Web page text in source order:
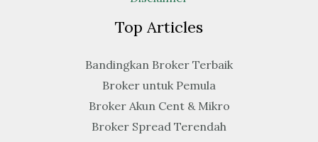
Top Articles
Bandingkan Broker Terbaik
Broker untuk Pemula
Broker Akun Cent & Mikro
Broker Spread Terendah